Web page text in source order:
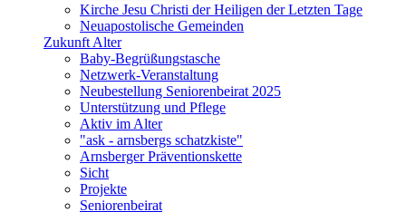
Kirche Jesu Christi der Heiligen der Letzten Tage
Neuapostolische Gemeinden
Zukunft Alter
Baby-Begrüßungstasche
Netzwerk-Veranstaltung
Neubestellung Seniorenbeirat 2025
Unterstützung und Pflege
Aktiv im Alter
"ask - arnsbergs schatzkiste"
Arnsberger Präventionskette
Sicht
Projekte
Seniorenbeirat